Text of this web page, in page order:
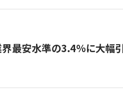
最安水準の3.4％に大幅